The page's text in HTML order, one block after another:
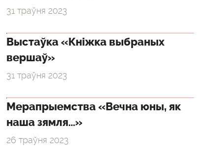
31 траўня 2023
Выстаўка «Кніжка выбраных
вершаў»
31 траўня 2023
Мерапрыемства «Вечна юны, як
наша зямля…»
26 траўня 2023